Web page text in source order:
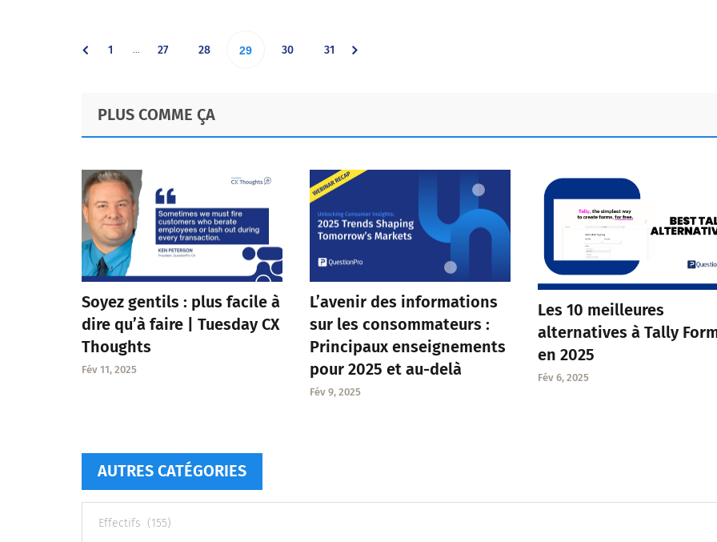
Go
1
pagesGo
27 Go
page
28 Go
29 Go
30 Go
31
PLUS COMME ÇA
Soyez gentils : plus facile à
dire qu’à faire | Tuesday CX
Thoughts
Fév 11, 2025
L’avenir des informations
sur les consommateurs :
Principaux enseignements
pour 2025 et au-delà
Fév 9, 2025
Les 10 meilleures
alternatives à Tally
en 2025
Fév 6, 2025
AUTRES CATÉGORIES
catégories